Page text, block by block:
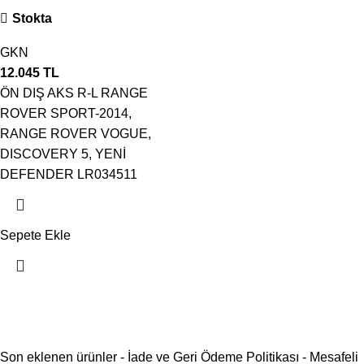
Stokta
GKN
12.045 TL
ÖN DIŞ AKS R-L RANGE
ROVER SPORT-2014,
RANGE ROVER VOGUE,
DISCOVERY 5, YENİ
DEFENDER LR034511
Sepete Ekle
Son eklenen ürünler - İade ve Geri Ödeme Politikası - Mesafeli